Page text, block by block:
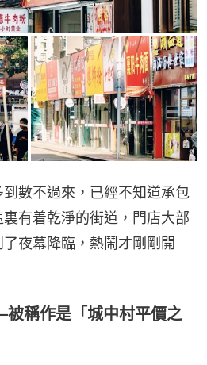
數不過來，已經不知道承包
有着乾淨的街道，門店大部
夜幕降臨，熱鬧才剛剛開
稱作是「城中村平價之